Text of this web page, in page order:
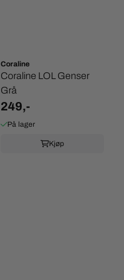
Coraline
Coraline LOL Genser
Grå
249,-
På lager
Kjøp